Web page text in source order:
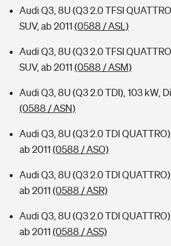
Sie haben Fragen?
Zur Übersicht
Kinderunfall-Check: Mehr Sicherheit für
Typklassen: So ist Ihr Auto eingestuft
Audi Q3, 8U (Q3 2.0 TFSI
SUV, ab 2011 (0588 / ASL)
Audi Q3, 8U (Q3 2.0 TFSI
SUV, ab 2011 (0588 / ASM)
Audi Q3, 8U (Q3 2.0 TDI), 103 kW,
(0588 / ASN)
Audi Q3, 8U (Q3 2.0 TDI
ab 2011 (0588 / ASO)
Audi Q3, 8U (Q3 2.0 TDI
ab 2011 (0588 / ASR)
Audi Q3, 8U (Q3 2.0 TDI
ab 2011 (0588 / ASS)